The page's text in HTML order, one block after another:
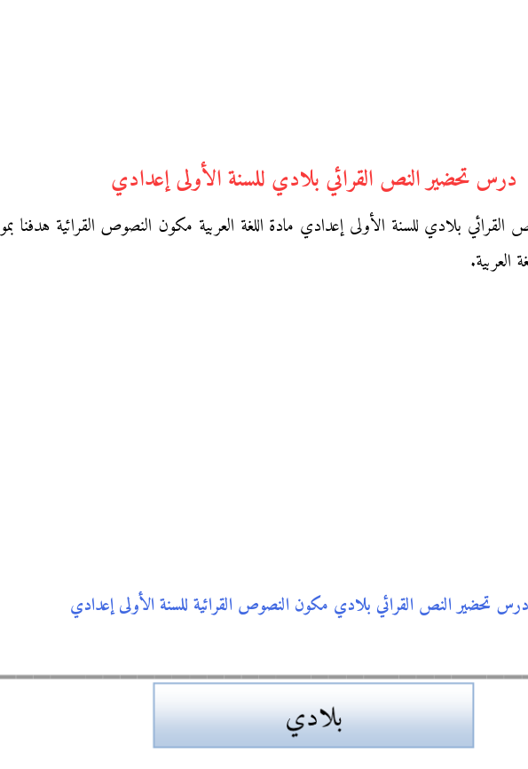
درس تحضير النص القرائي بلادي للسنة الأولى إعدادي
بلادي للسنة الأولى إعدادي مادة اللغة العربية مكون النصوص القرائية هدفنا
العربية.
درس تحضير النص القرائي بلادي مكون النصوص القرائية للسنة الأولى إعدادي